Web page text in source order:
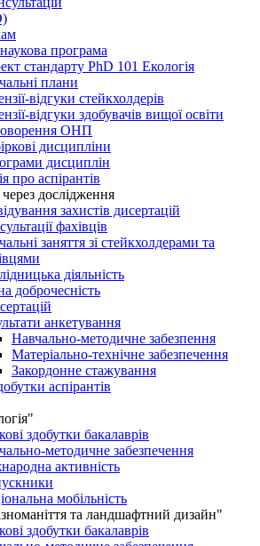
програма
стандарту PhD 101 Екологія
плани
відгуки стейкхолдерів
відгуки здобувачів вищої освіти
ОНП
дисципліни
дисциплін
про аспірантів
дослідження
захистів дисертацій
фахівців
заняття зі стейкхолдерами та
діяльність
доброчесність
анкетування
Навчально-методичне забезпення
Матеріально-технічне забезпечення
Закордонне стажування
аспірантів
здобутки бакалаврів
методичне забезпечення
активність
мобільність
та ландшафтний дизайн"
здобутки бакалаврів